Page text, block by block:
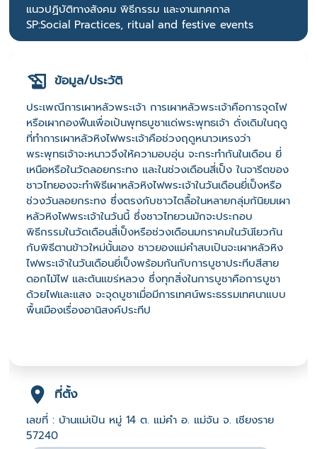
แนวปฏิบัติทางสังคม พิธีกรรม และงานเทศกาล
SP:Social Practices, ritual and festive events
ข้อมูล/ประวัติ
ประเพณีการเผาหลัวพระเจ้า การเผาหลัวพระเจ้าคือการจุดไฟ
หรือเผากองฟืนเพื่อเป้นพุทธบูชาแด่พระพุทธเจ้า ดั่งเดิมในฤดู
ที่ทำการเผาหลัวหิงไฟพระเจ้าคือช่วงฤดูหนาวเหรงว่า
พระพุทธเจ้าจะหนาวจึงให้ความอบอุ่น จะกระทำกันในเดือน ยี่
เหนือหรือในวัดลอยกระทง และในช่วงเดือนสี่เป็ง ในจารีตของ
ชาวไทยองจะทำพิธีเผาหลัวหิงไฟพระเจ้าในวันเดือนยี่เป็งหรือ
ช่วงวันลอยกระทง ซึ่งตรงกับชาวไตลื้อในหลายกลุ่มก้นิยมเผา
หลัวหิงไฟพระเจ้าในวันนี้ ซึ่งชาวไทยวนมักจะประกอบ
พิธีกรรมในวัดเดือนสี่เป็งหรือช่วงเดือนมกราคมในวันเียวกัน
กับพิธีตานข้าวใหม่นั้นเอง ชาวยองแม่คำสบเปินจะเผาหลัวหิง
ไฟพระเจ้าในวันเดือนยี่เป็งพร้อมกันกับการบูชาประทีบสีสาย
ดอกไม้ไฟ และต้นแขร่หลวง ซึ่งทุกสิ่งในการบูชาคือการบูชา
ด้วยไฟและแสง จะจุดบูชาเมื่อมีการเทศน์พระธรรมเทศนาแบบ
พื้นเมืองเรื่องอานิสงค์ประทีป
ที่ตั้ง
เลขที่ : บ้านแม่เปิน หมู่ 14 ต. แม่คำ อ. แม่จัน จ. เชียงราย
57240